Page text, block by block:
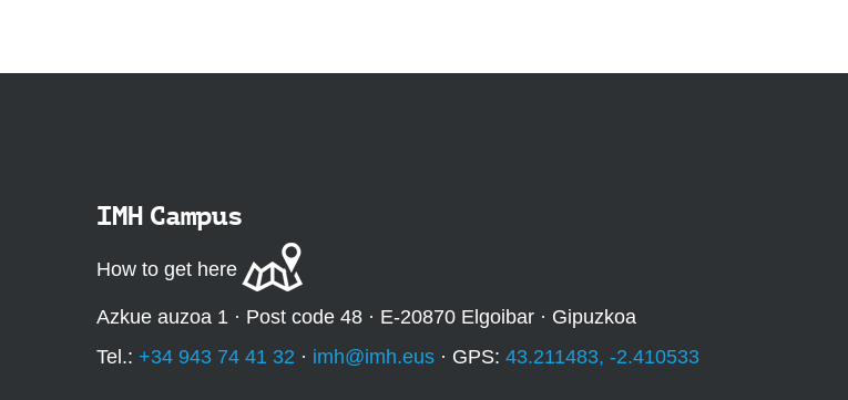
IMH Campus
How to get here
Azkue auzoa 1 · Post code 48 · E-20870 Elgoibar · Gipuzkoa
Tel.: +34 943 74 41 32 · imh@imh.eus · GPS: 43.211483, -2.410533